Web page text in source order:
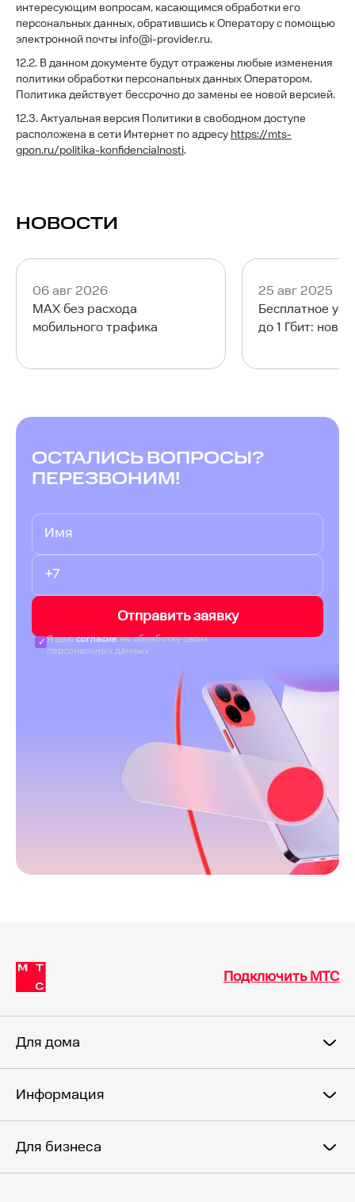
интересующим вопросам, касающимся обработки его
персональных данных, обратившись к Оператору с помощью
электронной почты info@i-provider.ru.
12.2. В данном документе будут отражены любые изменения
политики обработки персональных данных Оператором.
Политика действует бессрочно до замены ее новой версией.
12.3. Актуальная версия Политики в свободном доступе
расположена в сети Интернет по адресу https://mts-
gpon.ru/politika-konfidencialnosti.
НОВОСТИ
06 авг 2026
MAX без расхода
мобильного трафика
25 авг 2025
Бесплатное
до 1 Гбит:
ОСТАЛИСЬ ВОПРОСЫ?
ПЕРЕЗВОНИМ!
Отправить заявку
Я даюсогласиена обработку своих
персональных данных
Подключить МТС
Для дома
Информация
Для бизнеса